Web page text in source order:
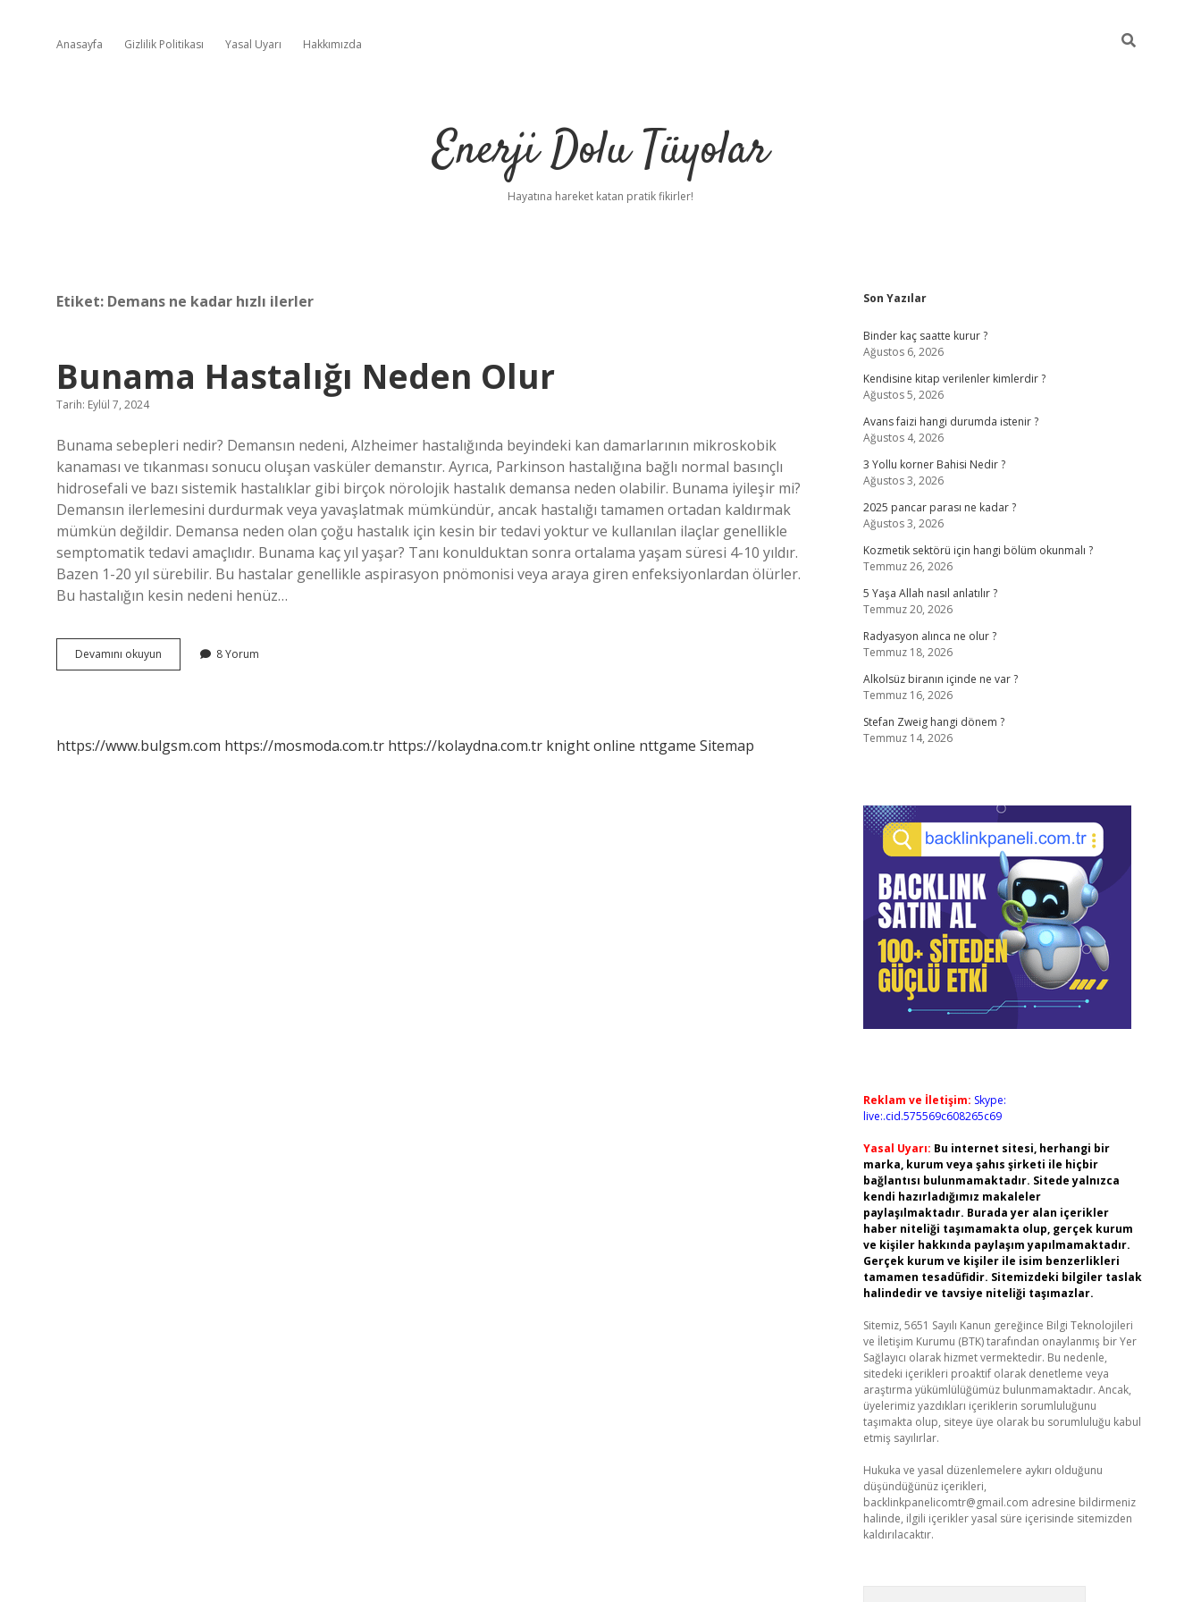
Anasayfa Gizlilik Politikası Yasal Uyarı Hakkımızda
Enerji Dolu Tüyolar
Hayatına hareket katan pratik fikirler!
Etiket: Demans ne kadar hızlı ilerler
Bunama Hastalığı Neden Olur
Tarih: Eylül 7, 2024
Bunama sebepleri nedir? Demansın nedeni, Alzheimer hastalığında beyindeki kan damarlarının mikroskobik
kanaması ve tıkanması sonucu oluşan vasküler demanstır. Ayrıca, Parkinson hastalığına bağlı normal basınçlı
hidrosefali ve bazı sistemik hastalıklar gibi birçok nörolojik hastalık demansa neden olabilir. Bunama iyileşir mi?
Demansın ilerlemesini durdurmak veya yavaşlatmak mümkündür, ancak hastalığı tamamen ortadan kaldırmak
mümkün değildir. Demansa neden olan çoğu hastalık için kesin bir tedavi yoktur ve kullanılan ilaçlar genellikle
semptomatik tedavi amaçlıdır. Bunama kaç yıl yaşar? Tanı konulduktan sonra ortalama yaşam süresi 4-10 yıldır.
Bazen 1-20 yıl sürebilir. Bu hastalar genellikle aspirasyon pnömonisi veya araya giren enfeksiyonlardan ölürler.
Bu hastalığın kesin nedeni henüz…
Devamını okuyun Bunama
Hastalığı
8 Yorum
https://www.bulgsm.com https://mosmoda.com.tr https://kolaydna.com.tr knight online nttgame Sitemap
Sidebar
Son Yazılar
Binder kaç saatte kurur ?
Ağustos 6, 2026
Kendisine kitap verilenler kimlerdir ?
Ağustos 5, 2026
Avans faizi hangi durumda istenir ?
Ağustos 4, 2026
3 Yollu korner Bahisi Nedir ?
Ağustos 3, 2026
2025 pancar parası ne kadar ?
Ağustos 3, 2026
Kozmetik sektörü için hangi bölüm okunmalı ?
Temmuz 26, 2026
5 Yaşa Allah nasıl anlatılır ?
Temmuz 20, 2026
Radyasyon alınca ne olur ?
Temmuz 18, 2026
Alkolsüz biranın içinde ne var ?
Temmuz 16, 2026
Stefan Zweig hangi dönem ?
Temmuz 14, 2026
Reklam ve İletişim: Skype:
live:.cid.575569c608265c69
Yasal Uyarı: Bu internet sitesi, herhangi bir
marka, kurum veya şahıs şirketi ile hiçbir
bağlantısı bulunmamaktadır. Sitede yalnızca
kendi hazırladığımız makaleler
paylaşılmaktadır. Burada yer alan içerikler
haber niteliği taşımamakta olup, gerçek kurum
ve kişiler hakkında paylaşım yapılmamaktadır.
Gerçek kurum ve kişiler ile isim benzerlikleri
tamamen tesadüfidir. Sitemizdeki bilgiler taslak
halindedir ve tavsiye niteliği taşımazlar.
Sitemiz, 5651 Sayılı Kanun gereğince Bilgi Teknolojileri
ve İletişim Kurumu (BTK) tarafından onaylanmış bir Yer
Sağlayıcı olarak hizmet vermektedir. Bu nedenle,
sitedeki içerikleri proaktif olarak denetleme veya
araştırma yükümlülüğümüz bulunmamaktadır. Ancak,
üyelerimiz yazdıkları içeriklerin sorumluluğunu
taşımakta olup, siteye üye olarak bu sorumluluğu kabul
etmiş sayılırlar.
Hukuka ve yasal düzenlemelere aykırı olduğunu
düşündüğünüz içerikleri,
backlinkpanelicomtr@gmail.com adresine bildirmeniz
halinde, ilgili içerikler yasal süre içerisinde sitemizden
kaldırılacaktır.
ilbet güncel giriş adresi